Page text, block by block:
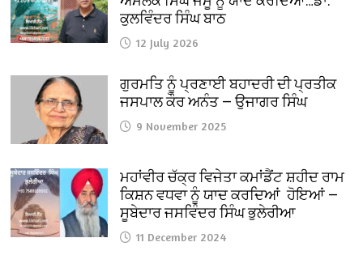
ਕੁਲਵਿੰਦਰ ਸਿੰਘ ਬਾਠ
12 July 2026
ਗੁਰਮਤਿ ਨੂੰ ਪ੍ਰਣਾਈ ਬਹਾਦਰੀ ਦੀ ਪ੍ਰਤੀਕ
ਜਸਪਾਲ ਕੌਰ ਅਨੰਤ — ਉਜਾਗਰ ਸਿੰਘ
9 November 2025
ਮਹਾਂਵੀਰ ਚੱਕ੍ਰ ਵਿਜੇਤਾ ਕਮਾਂਡੈਂਟ ਸ਼ਹੀਦ ਰਾਮ
ਕਿਸ਼ਨ ਵਧਵਾ ਨੂੰ ਯਾਦ ਕਰਦਿਆਂ ਹੋਇਆਂ —
ਸੂਬੇਦਾਰ ਜਸਵਿੰਦਰ ਸਿੰਘ ਭੁਲੇਰੀਆ
11 December 2024